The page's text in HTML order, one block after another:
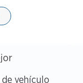
vehículo